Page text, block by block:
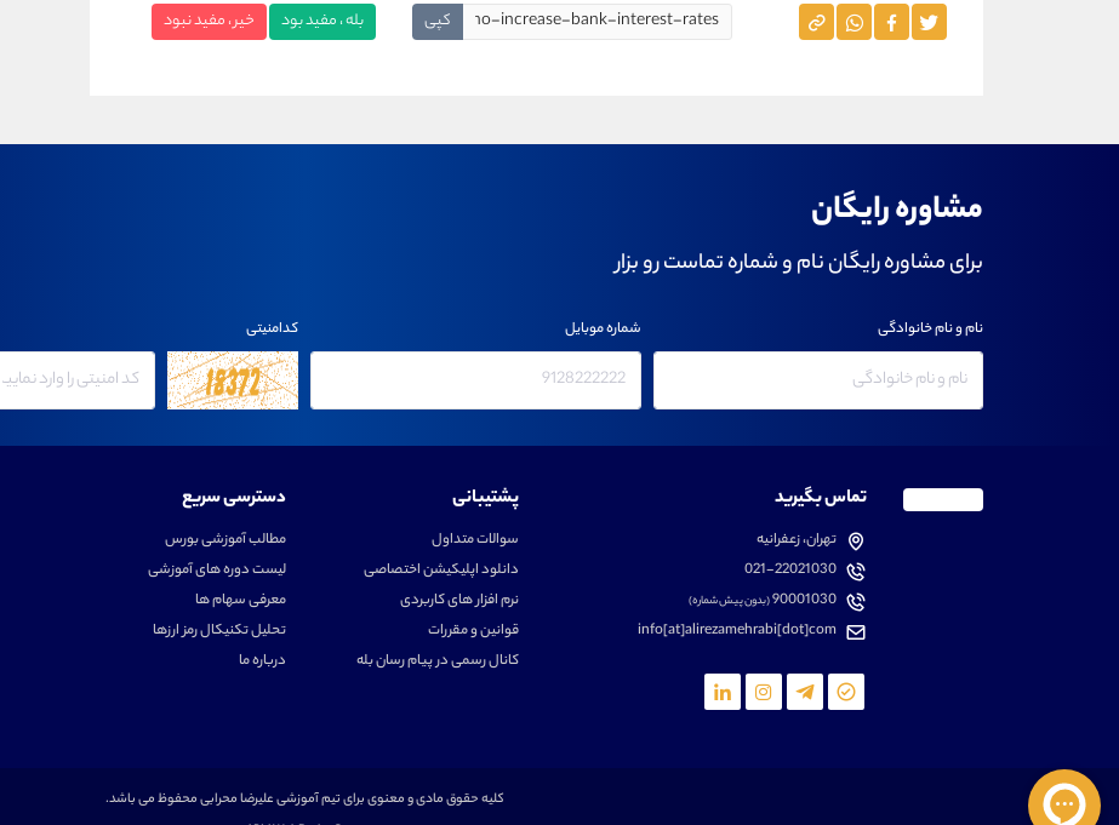
کپی بله ، مفید بود خیر ، مفید نبود
مشاوره رایگان
برای مشاوره رایگان نام و شماره تماست رو بزار
نام و نام خانوادگی شماره موبایل کدامنیتی
تماس بگیرید
تهران، زعفرانیه
021-22021030
90001030(بدون پیش شماره)
info[at]alirezamehrabi[dot]com
پشتیبانی
سوالات متداول
دانلود اپلیکیشن اختصاصی
نرم افزار های کاربردی
قوانین و مقررات
کانال رسمی در پیام رسان بله
دسترسی سریع
مطالب آموزشی بورس
لیست دوره های آموزشی
معرفی سهام ها
تحلیل تکنیکال رمز ارزها
درباره ما
کلیه حقوق مادی و معنوی برای تیم آموزشی علیرضا محرابی محفوظ می باشد.